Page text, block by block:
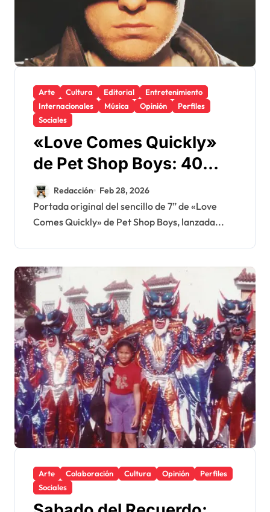
Arte Cultura Editorial
Entretenimiento
Internacionales
Música Opinión
Perfiles
Sociales
«Love Comes Quickly»
de Pet Shop Boys: 40
años de una epifanía
synthpop
Redacción Feb 28, 2026
Portada original del sencillo de 7” de «Love
Comes Quickly» de Pet Shop Boys, lanzada...
Arte Colaboración Cultura Opinión
Perfiles
Sociales